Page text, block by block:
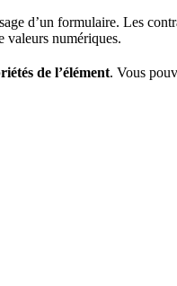
d’un formulaire. Les
valeurs numériques.
de l’élément. Vous